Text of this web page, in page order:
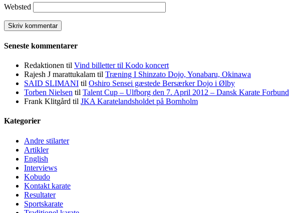
Websted
Seneste kommentarer
Redaktionen til Vind billetter til Kodo koncert
Rajesh J marattukalam til Træning I Shinzato Dojo, Yonabaru, Okinawa
SAID SLIMANI til Oshiro Sensei gæstede Bersærker Dojo i Ølby
Torben Nielsen til Talent Cup – Ulfborg den 7. April 2012 – Dansk Karate Forbund
Frank Klitgård til JKA Karatelandsholdet på Bornholm
Kategorier
Andre stilarter
Artikler
English
Interviews
Kobudo
Kontakt karate
Resultater
Sportskarate